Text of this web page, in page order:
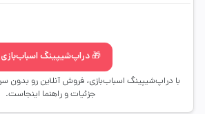
🎁 دراپ‌شیپینگ اسباب‌بازی
با دراپ‌شیپینگ اسباب‌بازی، فروش آنلاین رو بدون
جزئیات و راهنما اینجاست.